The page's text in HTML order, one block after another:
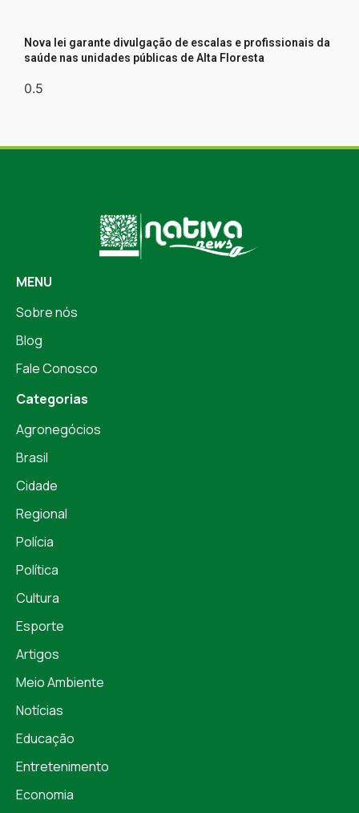
Nova lei garante divulgação de escalas e profissionais da
saúde nas unidades públicas de Alta Floresta
MENU
Sobre nós
Blog
Fale Conosco
Categorias
Agronegócios
Brasil
Cidade
Regional
Polícia
Política
Cultura
Esporte
Artigos
Meio Ambiente
Notícias
Educação
Entretenimento
Economia